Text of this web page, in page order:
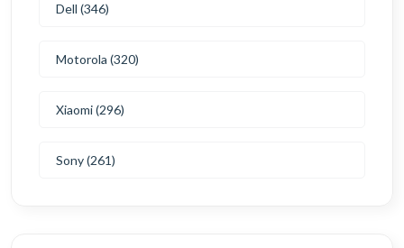
Dell (346)
Motorola (320)
Xiaomi (296)
Sony (261)